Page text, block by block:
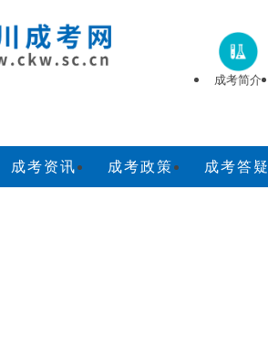
成考简介
成考资讯 成考政策 成考答疑